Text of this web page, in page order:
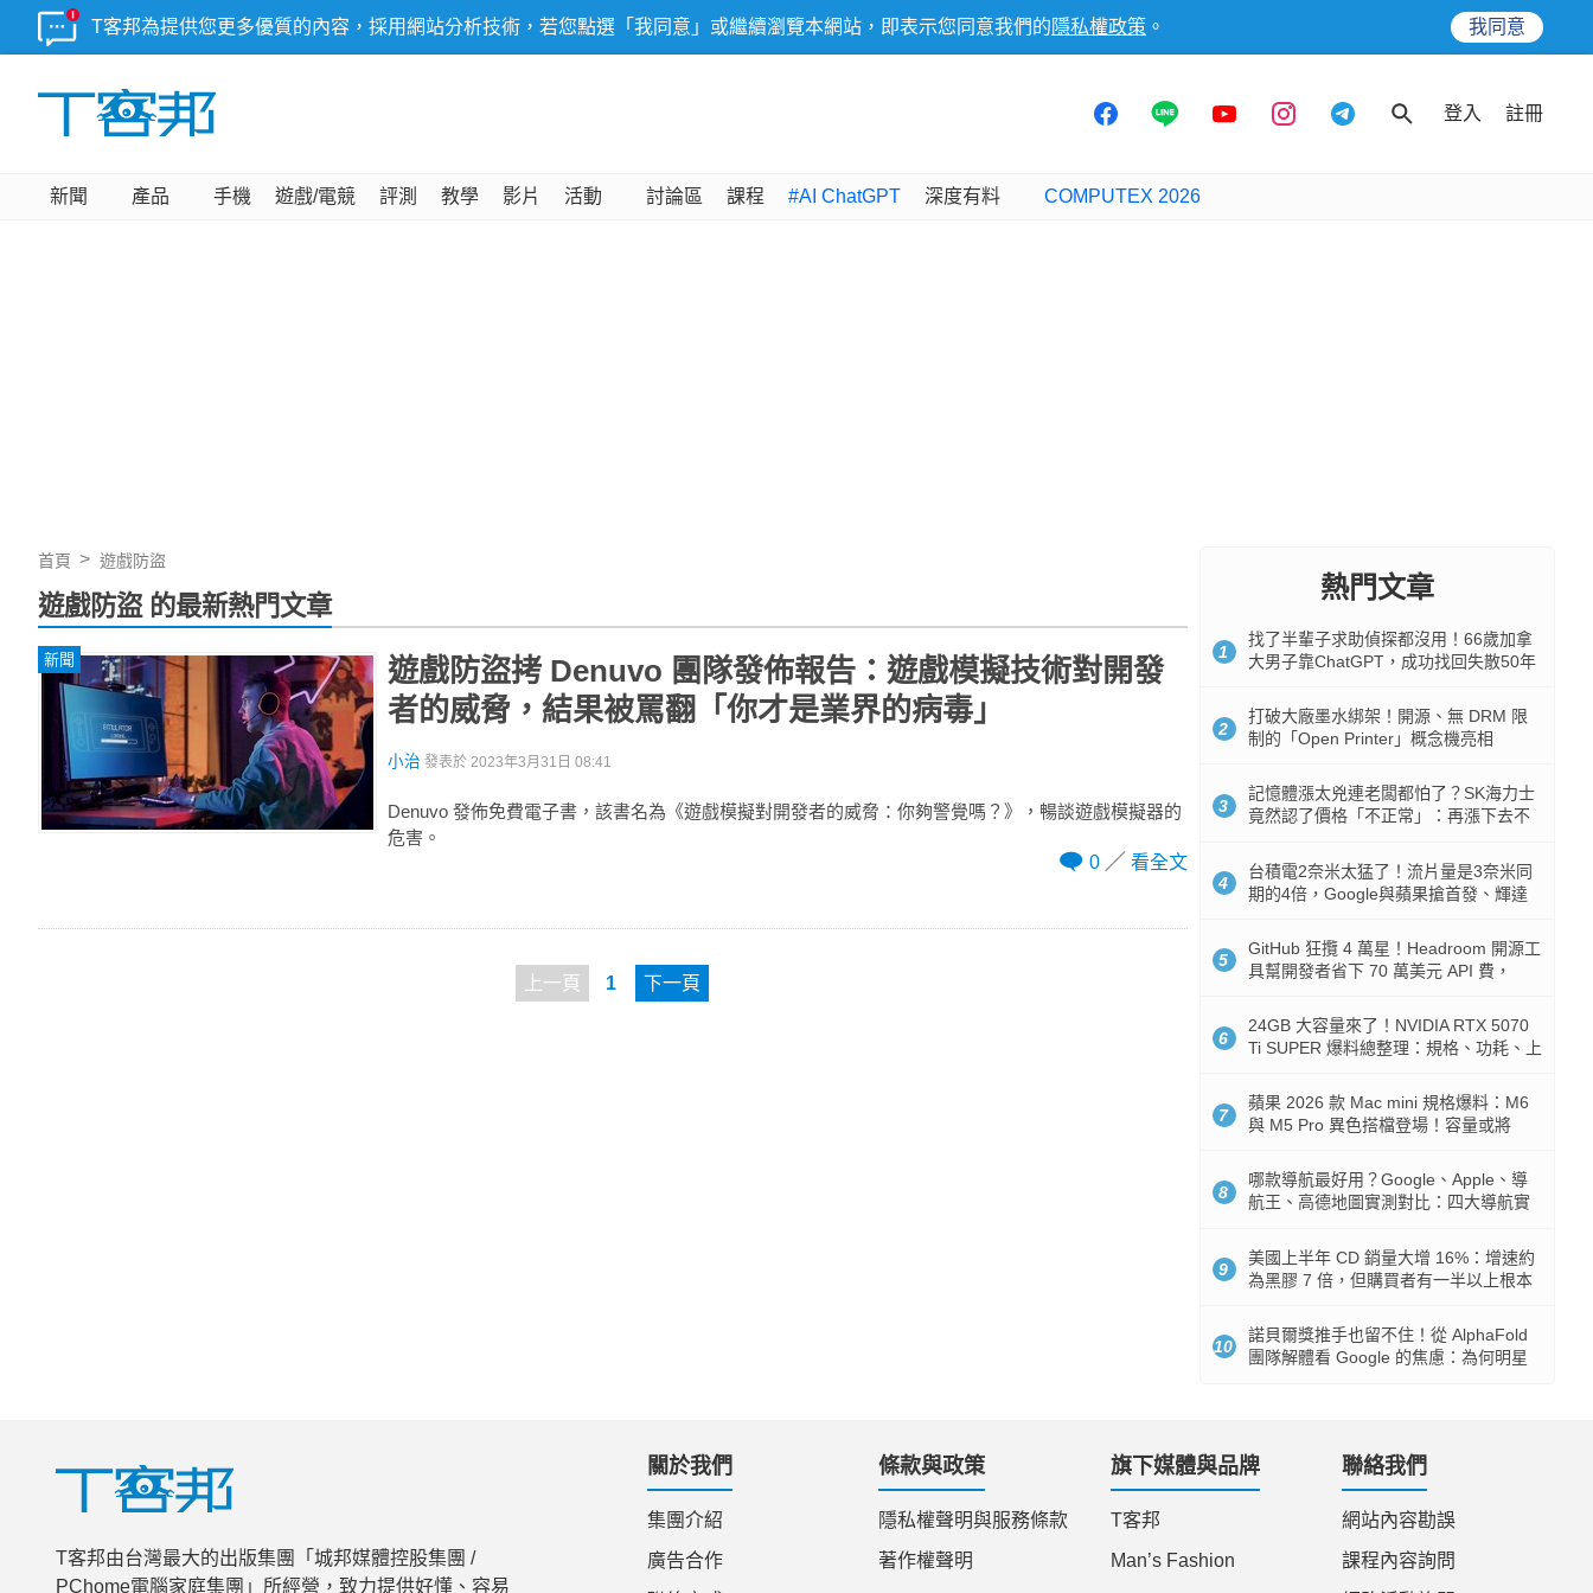
T客邦為提供您更多優質的內容，採用網站分析技術，若您點選「我同意」或繼續瀏覽本網站，即表示您同意我們的 隱私權政策 。 我同意
登入 註冊
新聞 產品 手機 遊戲/電競 評測 教學 影片 活動 討論區 課程 #AI ChatGPT 深度有料 COMPUTEX 2026
首頁 遊戲防盜
遊戲防盜 的最新熱門文章
新聞
遊戲防盜拷 Denuvo 團隊發佈報告：遊戲模擬技術對開發
者的威脅，結果被罵翻「你才是業界的病毒」
小治 發表於 2023年3月31日 08:41
Denuvo 發佈免費電子書，該書名為《遊戲模擬對開發者的威脅：你夠警覺嗎？》，暢談遊戲模擬器的
危害。
0
看全文
上一頁 1 下一頁
熱門文章
1
找了半輩子求助偵探都沒用！66歲加拿
大男子靠ChatGPT，成功找回失散50年
2
打破大廠墨水綁架！開源、無 DRM 限
制的「Open Printer」概念機亮相
3
記憶體漲太兇連老闆都怕了？SK海力士
竟然認了價格「不正常」：再漲下去不
4
台積電2奈米太猛了！流片量是3奈米同
期的4倍，Google與蘋果搶首發、輝達
5
GitHub 狂攬 4 萬星！Headroom 開源工
具幫開發者省下 70 萬美元 API 費，
6
24GB 大容量來了！NVIDIA RTX 5070
Ti SUPER 爆料總整理：規格、功耗、上
7
蘋果 2026 款 Mac mini 規格爆料：M6
與 M5 Pro 異色搭檔登場！容量或將
8
哪款導航最好用？Google、Apple、導
航王、高德地圖實測對比：四大導航實
9
美國上半年 CD 銷量大增 16%：增速約
為黑膠 7 倍，但購買者有一半以上根本
10
諾貝爾獎推手也留不住！從 AlphaFold
團隊解體看 Google 的焦慮：為何明星
T客邦由台灣最大的出版集團「城邦媒體控股集團 /
PChome電腦家庭集團」所經營，致力提供好懂、容易
關於我們
集團介紹
廣告合作
條款與政策
隱私權聲明與服務條款
著作權聲明
旗下媒體與品牌
T客邦
Man’s Fashion
聯絡我們
網站內容勘誤
課程內容詢問